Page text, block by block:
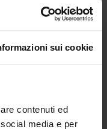
sui cookie
contenuti ed
media e per
L3=19,2